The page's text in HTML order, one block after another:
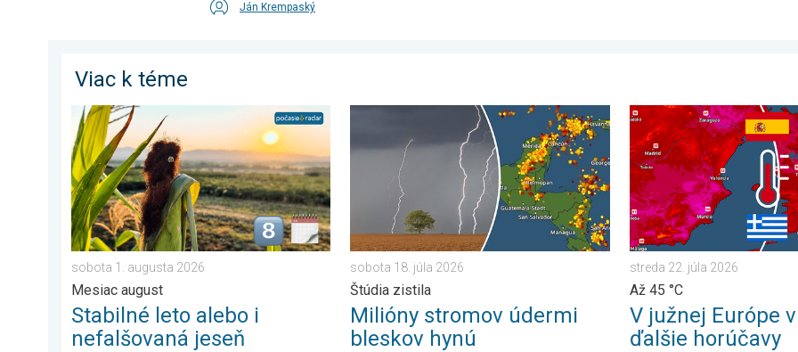
Ján Krempaský
Viac k téme
Stabilné leto alebo i nefalšovaná jeseň. Mesiac august. . . sobota 1. augusta 2026
sobota 1. augusta 2026
Mesiac august
Stabilné leto alebo i
nefalšovaná jeseň
Milióny stromov údermi bleskov hynú. Štúdia zistila. . . sobota 18. júla
sobota 18. júla 2026
Štúdia zistila
Milióny stromov údermi
bleskov hynú
V južnej Európe vrcholia
streda 22. júla 2026
Až 45 °C
V južnej Európe
ďalšie horúčavy